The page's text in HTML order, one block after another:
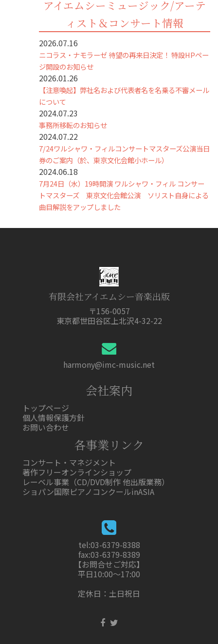
アイエムシーミュージック/アーテ
ィスト＆コンサート情報
2026.07.16
ニコラス・ナモラーゼ 待望の再来日決定！ 特設HPペー
ジ開設のお知らせ
2026.01.26
【注意喚起】弊社名および代表者名を名乗る不審メール
について
2024.07.23
事務所移転のお知らせ
2024.07.22
7/24ワルシャワ・フィルコンサートマスターズ公演当日
券のご案内（於、東京文化会館小ホール）
2024.06.18
7月24日（水）19時開演 ワルシャワ・フィル コンサー
トマスターズ 東京文化会館公演 ソリスト自身による
曲目解説をアップしました
有限会社アイエムシー音楽出版
〒156-0057
東京都世田谷区上北沢4-32-22
harmony@imc-music.net
会社案内
トップページ
個人情報保護方針
お問い合わせ
各事業リンク
コンサート・マネジメント
著作フリーオンラインショップ
レーベル事業（CD/DVD制作 他出版業務）
ショパン国際ピアノコンクールinASIA
tel:03-6379-8388
fax:03-6379-8389
【お問合せご対応】
平日10:00～17:00
定休日：土日祝日